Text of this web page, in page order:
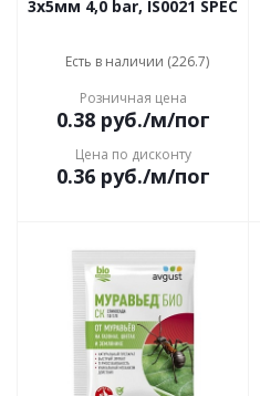
3х5мм 4,0 bar, IS0021 SPEC
Есть в наличии (226.7)
Розничная цена
0.38руб./м/пог
Цена по дисконту
0.36руб./м/пог